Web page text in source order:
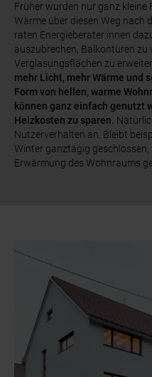
Früher wurden nur ganz kleine
Wärme über diesen Weg nach
raten Energieberater:innen
auszubrechen, Balkontüren zu
Verglasungsflächen zu
mehr Licht, mehr Wärme und
Form von hellen, warme
können ganz einfach genutzt
Heizkosten zu sparen.
Nutzerverhalten an. Bleibt
Winter ganztägig geschlossen,
Erwärmung des Wohnraums